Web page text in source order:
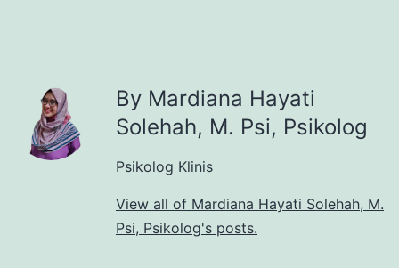
By Mardiana Hayati
Solehah, M. Psi, Psikolog
Psikolog Klinis
View all of Mardiana Hayati Solehah, M.
Psi, Psikolog's posts.